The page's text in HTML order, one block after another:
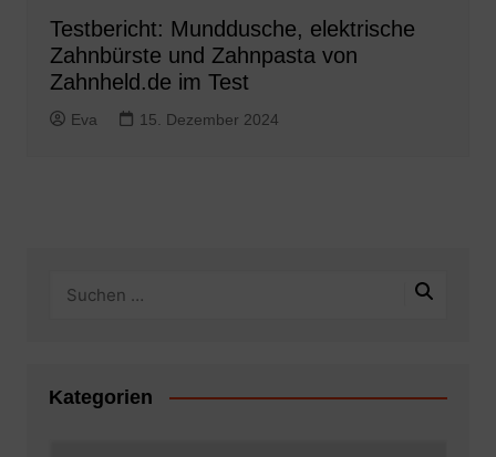
Testbericht: Munddusche, elektrische
Zahnbürste und Zahnpasta von
Zahnheld.de im Test
Eva 15. Dezember 2024
Kategorien